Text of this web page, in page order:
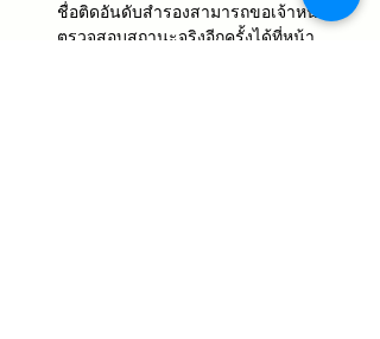
ชื่อติดอันดับสำรองสามารถขอเจ้าหน้าที่
ตรวจสอบสถานะจริงอีกครั้งได้ที่หน้า